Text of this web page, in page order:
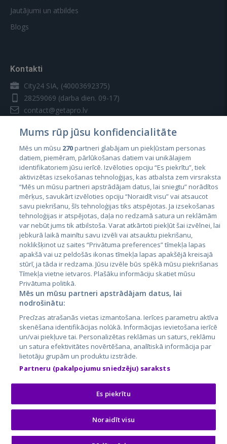
Jautājumi un atbildes
Blogs
Kontakti
City24 SIA, (40003692375)
28259069 (darba dien. 09-17)
contact@getapro.lv
Valstis
Igaunija
Latvija
Lietuva
City24.lv
City24.ee
GetaPro.lv
GetaPro.ee
Skelbiu.lt
Autoplius.lt
Aruodas.lt
CVbankas.lt
Kainos.lt
Paslaugos.lt
auto24.ee
Osta.ee
KuldneBörs.ee
© 2026 GetaPro. Visas tiesības aizsargātas.
Mums rūp jūsu konfidencialitāte
Mēs un mūsu 270partneri glabājam un piekļūstam personas
datiem, piemēram, pārlūkošanas datiem vai unikālajiem
identifikatoriem jūsu ierīcē. Izvēloties opciju “Es piekrītu”, tiek
aktivizētas izsekošanas tehnoloģijas, kas atbalsta zem virsraksta
“Mēs un mūsu partneri apstrādājam datus, lai sniegtu” norādītos
mērķus, savukārt izvēloties opciju “Noraidīt visu” vai atsaucot
savu piekrišanu, šīs tehnoloģijas tiks atspējotas. Ja izsekošanas
tehnoloģijas ir atspējotas, daļa no redzamā satura un reklāmām
var nebūt jums tik atbilstoša. Varat atkārtoti piekļūt šai izvēlnei, lai
jebkurā laikā mainītu savu izvēli vai atsauktu piekrišanu,
noklikšķinot uz saites “Privātuma preferences” tīmekļa lapas
apakšā vai uz peldošās ikonas tīmekļa lapas apakšējā kreisajā
stūrī, ja tāda ir redzama. Jūsu izvēle būs spēkā mūsu piekrišanas
Tīmekļa vietne ietvaros. Plašāku informāciju skatiet mūsu
Privātuma politikā.
Mēs un mūsu partneri apstrādājam datus, lai
nodrošinātu:
Precīzas atrašanās vietas izmantošana. Ierīces parametru aktīva
skenēšana identifikācijas nolūkā. Informācijas ievietošana ierīcē
un/vai piekļuve tai. Personalizētas reklāmas un saturs, reklāmu
un satura efektivitātes novērtēšana, analītiskā informācija par
lietotāju grupām un produktu izstrāde.
Partneru (pakalpojumu sniedzēju) saraksts
Es piekrītu
Noraidīt visu